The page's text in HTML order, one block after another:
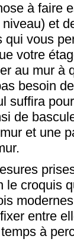
à faire
niveau) et
qui vous
votre
au mur à
besoin
suffira
de
et une
le croquis
entre
à